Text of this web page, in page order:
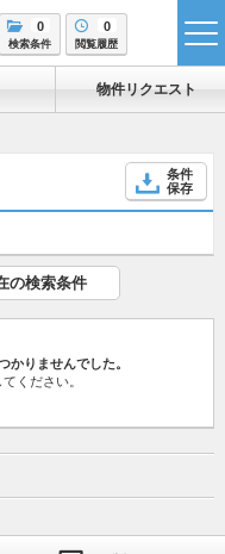
0
検索条件
0
閲覧履歴
物件リクエスト
条件
保存
の検索条件
かりませんでした。
ください。